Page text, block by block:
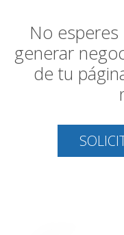
No esperes
generar
de tu